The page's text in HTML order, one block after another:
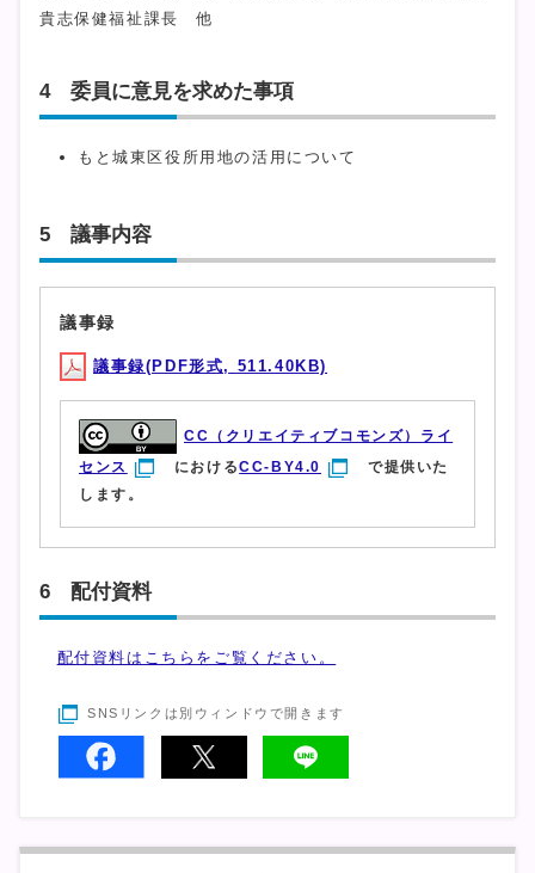
貴志保健福祉課長 他
4 委員に意見を求めた事項
もと城東区役所用地の活用について
5 議事内容
議事録
議事録(PDF形式, 511.40KB)
CC（クリエイティブコモンズ）ライ
センス
におけるCC-BY4.0
で提供いた
します。
6 配付資料
配付資料はこちらをご覧ください。
SNSリンクは別ウィンドウで開きます